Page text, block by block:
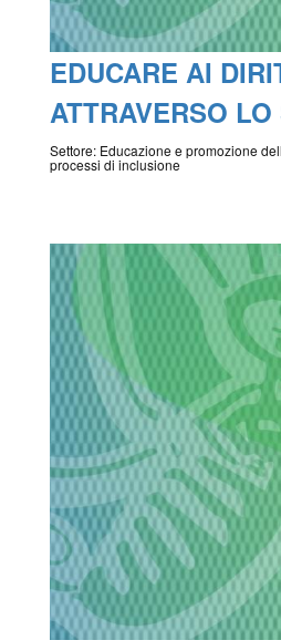
EDUCARE AI
ATTRAVERSO
Settore: Educazione e promozione
processi di inclusione